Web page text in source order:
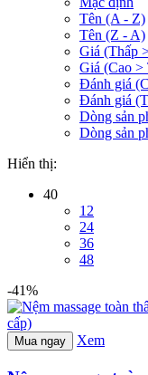
Tên (A - Z)
Tên (Z - A)
Giá (Thấp
Giá (Cao >
Đánh giá
Đánh giá
Dòng sản
Dòng sản
Hiển thị:
40
12
24
36
48
-41%
Mua ngay Xem